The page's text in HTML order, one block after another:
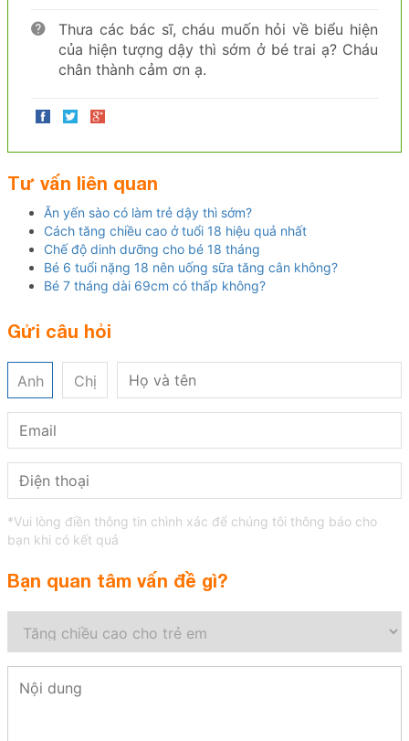
Thưa các bác sĩ, cháu muốn hỏi về biểu hiện
của hiện tượng dậy thì sớm ở bé trai ạ? Cháu
chân thành cảm ơn ạ.
Tư vấn liên quan
Ăn yến sào có làm trẻ dậy thì sớm?
Cách tăng chiều cao ở tuổi 18 hiệu quả nhất
Chế độ dinh dưỡng cho bé 18 tháng
Bé 6 tuổi nặng 18 nên uống sữa tăng cân không?
Bé 7 tháng dài 69cm có thấp không?
Gửi câu hỏi
Anh Chị
*Vui lòng điền thông tin chình xác để chúng tôi thông báo cho
bạn khi có kết quả
Bạn quan tâm vấn đề gì?